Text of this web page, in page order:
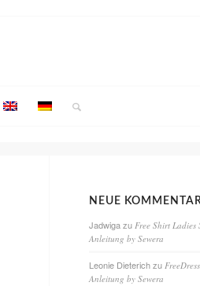
NEUE
Jadwigazu Free Shirt Ladies
Anleitung by Sewera
Leonie Dieterichzu
Anleitung by Sewera